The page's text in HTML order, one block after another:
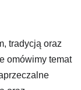
tradycją oraz
omówimy temat